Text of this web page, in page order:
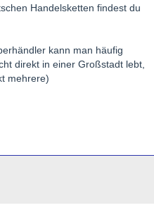
Handelsketten findest du
kann man häufig
direkt in einer Großstadt lebt,
mehrere)